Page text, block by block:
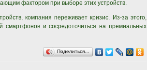
фактором при выборе этих устройств.
компания переживает кризис. Из-за этого,
смартфонов и сосредоточиться на премиальных
Поделиться…